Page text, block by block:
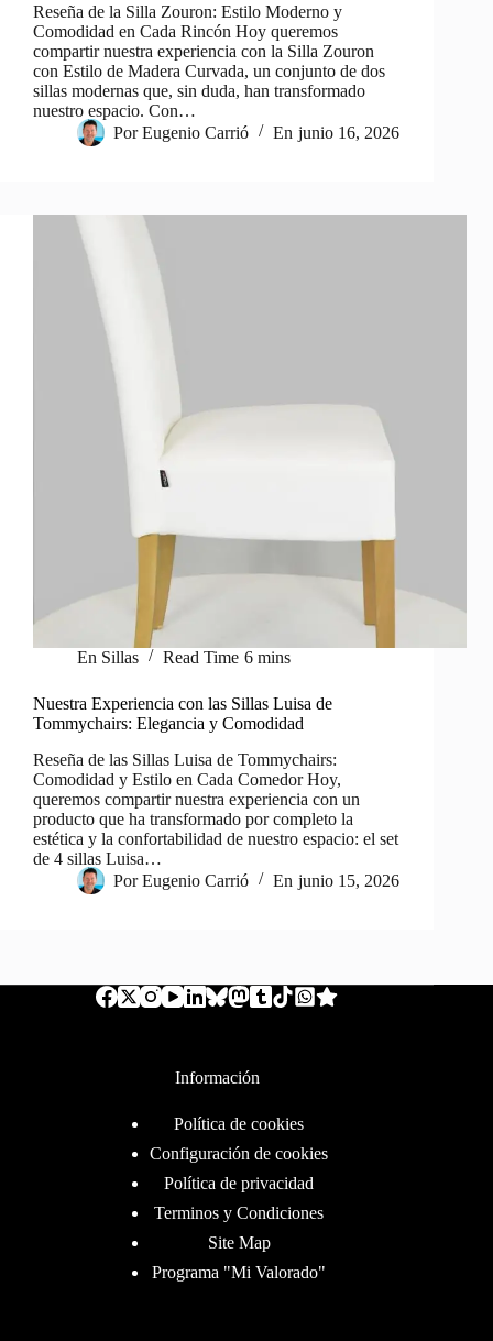
Reseña de la Silla Zouron: Estilo Moderno y
Comodidad en Cada Rincón Hoy queremos
compartir nuestra experiencia con la Silla Zouron
con Estilo de Madera Curvada, un conjunto de dos
sillas modernas que, sin duda, han transformado
nuestro espacio. Con…
Por Eugenio Carrió En junio 16, 2026
En Sillas Read Time 6 mins
Nuestra Experiencia con las Sillas Luisa de
Tommychairs: Elegancia y Comodidad
Reseña de las Sillas Luisa de Tommychairs:
Comodidad y Estilo en Cada Comedor Hoy,
queremos compartir nuestra experiencia con un
producto que ha transformado por completo la
estética y la confortabilidad de nuestro espacio: el set
de 4 sillas Luisa…
Por Eugenio Carrió En junio 15, 2026
Información
Política de cookies
Configuración de cookies
Política de privacidad
Terminos y Condiciones
Site Map
Programa "Mi Valorado"